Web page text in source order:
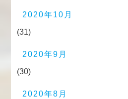
2020年10月
(31)
2020年9月
(30)
2020年8月